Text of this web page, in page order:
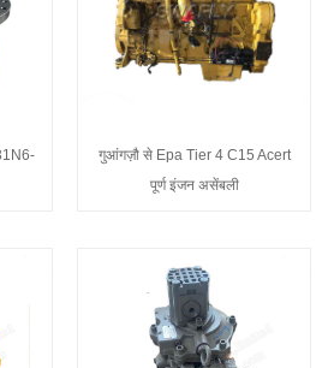
गुआंगज़ौ से Epa Tier 4 C15 Acert
पूर्ण इंजन असेंबली